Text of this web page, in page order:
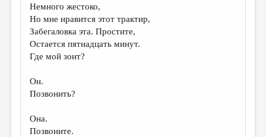
Немного жестоко,
Но мне нравится этот трактир,
Забегаловка эта. Простите,
Остается пятнадцать минут.
Где мой зонт?
Он.
Позвонить?
Она.
Позвоните.